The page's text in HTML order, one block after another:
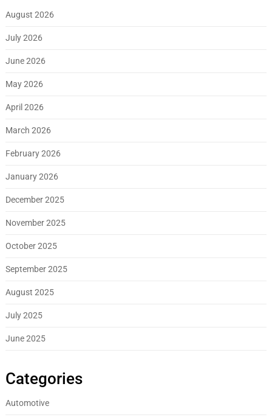
August 2026
July 2026
June 2026
May 2026
April 2026
March 2026
February 2026
January 2026
December 2025
November 2025
October 2025
September 2025
August 2025
July 2025
June 2025
Categories
Automotive